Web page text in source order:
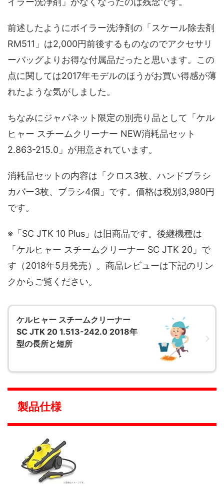
前述したようにボイラー洗浄剤の「スケール除去剤
RM511」は2,000円前後するものなのでアクセサリ
ーバッグよりお得な付属品だったと思います。この
点に関しては2017年モデルのほうがお買い得感が薄
れたような気がしました。
ちなみにジャパネット限定の別売り品として「ケル
ヒャー スチームクリーナー NEW消耗品セット
2.863-215.0」が用意されています。
消耗品セットの内容は「クロス3枚、ハンドブラシ
カバー3枚、ブラシ4個」です。価格は税別3,980円
です。
※「SC JTK 10 Plus」は旧商品です。後継機種は
「ケルヒャー スチームクリーナー SC JTK 20」で
す（2018年5月発売）。商品レビューは下記のリン
クからご覧ください。
ケルヒャー スチームクリーナー
SC JTK 20 1.513-242.0 2018年
型の長所と短所
製品仕様